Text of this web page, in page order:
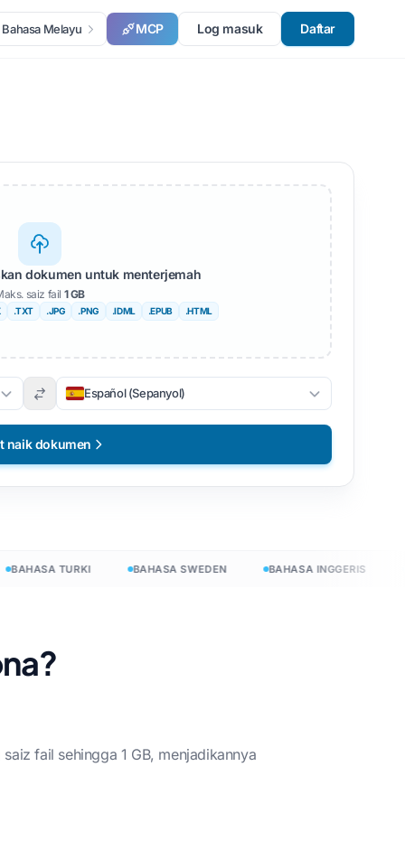
Bahasa Melayu MCP Log masuk Daftar
dokumen untuk menterjemah
saiz fail 1 GB
.TXT .JPG .PNG .IDML .EPUB .HTML
Español (Sepanyol)
naik dokumen
TURKI BAHASA SWEDEN BAHASA INGGERIS
fail sehingga 1 GB, menjadikannya